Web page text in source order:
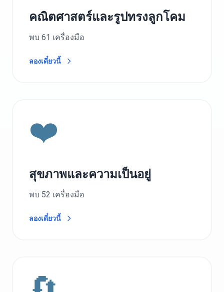
คณิตศาสตร์และรูปทรงลูกโคม
พบ 61 เครื่องมือ
ลองเดี๋ยวนี้
❤️
สุขภาพและความเป็นอยู่
พบ 52 เครื่องมือ
ลองเดี๋ยวนี้